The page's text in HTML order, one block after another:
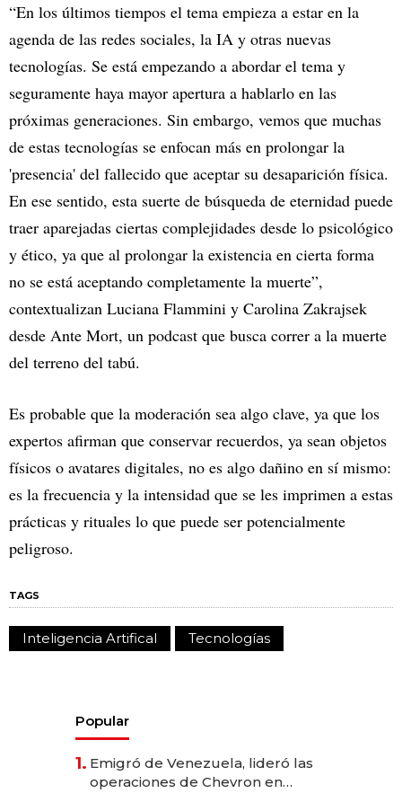
“En los últimos tiempos el tema empieza a estar en la
agenda de las redes sociales, la IA y otras nuevas
tecnologías. Se está empezando a abordar el tema y
seguramente haya mayor apertura a hablarlo en las
próximas generaciones. Sin embargo, vemos que muchas
de estas tecnologías se enfocan más en prolongar la
'presencia' del fallecido que aceptar su desaparición física.
En ese sentido, esta suerte de búsqueda de eternidad puede
traer aparejadas ciertas complejidades desde lo psicológico
y ético, ya que al prolongar la existencia en cierta forma
no se está aceptando completamente la muerte”,
contextualizan Luciana Flammini y Carolina Zakrajsek
desde Ante Mort, un podcast que busca correr a la muerte
del terreno del tabú.
Es probable que la moderación sea algo clave, ya que los
expertos afirman que conservar recuerdos, ya sean objetos
físicos o avatares digitales, no es algo dañino en sí mismo:
es la frecuencia y la intensidad que se les imprimen a estas
prácticas y rituales lo que puede ser potencialmente
peligroso.
TAGS
Inteligencia Artifical Tecnologías
Popular
1. Emigró de Venezuela, lideró las
operaciones de Chevron en